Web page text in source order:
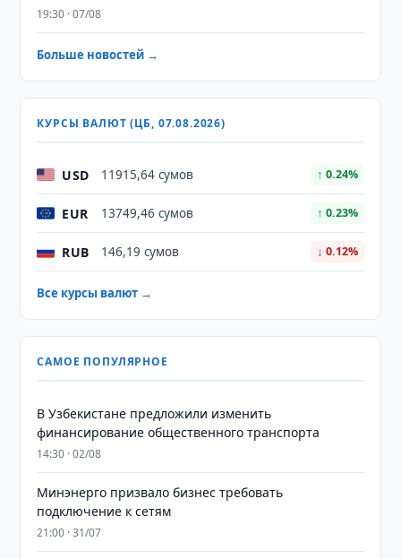
19:30 · 07/08
Больше новостей →
КУРСЫ ВАЛЮТ (ЦБ, 07.08.2026)
USD 11915,64 сумов ↑ 0.24%
EUR 13749,46 сумов ↑ 0.23%
RUB 146,19 сумов ↓ 0.12%
Все курсы валют →
САМОЕ ПОПУЛЯРНОЕ
В Узбекистане предложили изменить
финансирование общественного транспорта
14:30 · 02/08
Минэнерго призвало бизнес требовать
подключение к сетям
21:00 · 31/07